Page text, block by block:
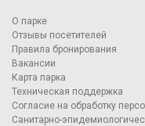
О парке
Отзывы посетителей
Правила бронирования
Вакансии
Карта парка
Техническая поддержка
Согласие на обработку
Санитарно-